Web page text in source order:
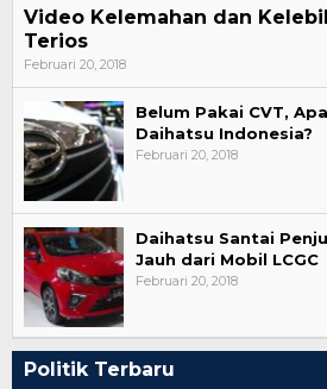
Video Kelemahan dan
Terios
Februari 20, 2018
Belum Pakai CVT,
Daihatsu Indonesia?
Februari 20, 2018
Daihatsu Santai
Jauh dari Mobil LCGC
Februari 20, 2018
Politik Terbaru